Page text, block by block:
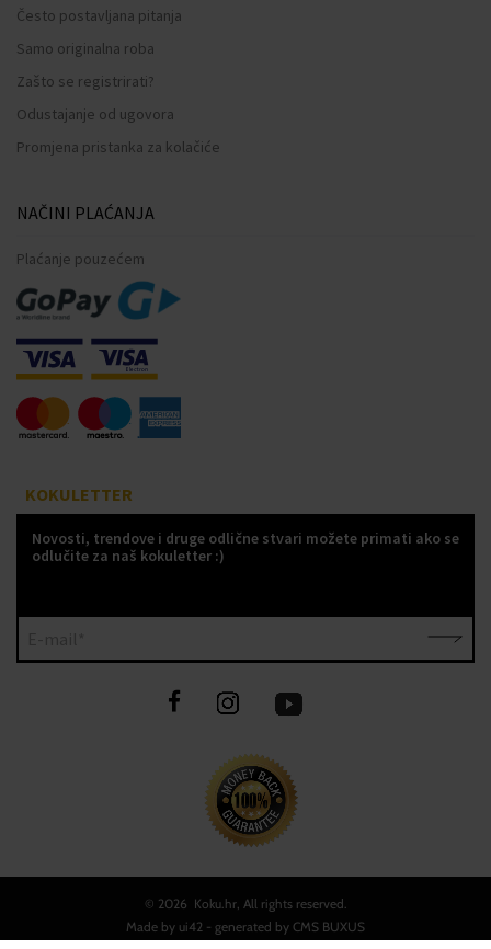
Često postavljana pitanja
Samo originalna roba
Zašto se registrirati?
Odustajanje od ugovora
Promjena pristanka za kolačiće
NAČINI PLAĆANJA
Plaćanje pouzećem
KOKULETTER
Novosti, trendove i druge odlične stvari možete primati ako se
odlučite za naš kokuletter :)
© 2026 Koku.hr, All rights reserved.
Made by ui42 - generated by CMS BUXUS